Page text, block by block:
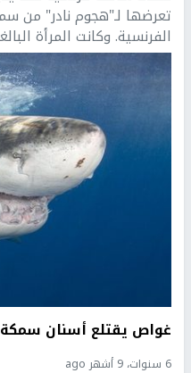
تعرضها لـ"هجوم نادر" من
الفرنسية. وكانت المرأة البالغة
غواص يقتلع أسنان
6 سنوات، 9 أشهر ago